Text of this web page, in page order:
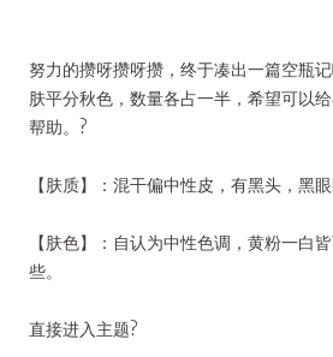
努力的攒呀攒呀攒，终于凑出一篇空瓶
肤平分秋色，数量各占一半，希望可以
帮助。?
【肤质】：混干偏中性皮，有黑头，黑
【肤色】：自认为中性色调，黄粉一白
些。
直接进入主题?